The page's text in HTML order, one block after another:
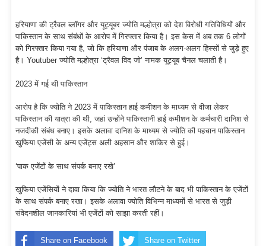
हरियाणा की ट्रैवल ब्लॉगर और यूट्यूबर ज्योति मल्होत्रा को देश विरोधी गतिविधियों और
पाकिस्तान के साथ संंबंधों के आरोप में गिरफ्तार किया है। इस केस में अब तक 6 लोगों
को गिरफ्तार किया गया है, जो कि हरियाणा और पंजाब के अलग-अलग हिस्सों से जुड़े हुए
है। Youtuber ज्योति मल्होत्रा ‘ट्रैवल विद जो’ नामक यूट्यूब चैनल चलाती है।
2023 में गई थी पाकिस्तान
आरोप है कि ज्योति ने 2023 में पाकिस्तान हाई कमीशन के माध्यम से वीजा लेकर
पाकिस्तान की यात्रा की थी, जहां उन्होंने पाकिस्तानी हाई कमीशन के कर्मचारी दानिश से
नजदीकी संबंध बनाए। इसके अलावा दानिश के माध्यम से ज्योति की पहचान पाकिस्तान
खुफिया एजेंसी के अन्य एजेंट्स अली अहसान और शाकिर से हुई।
‘पाक एजेंटों के साथ संपर्क बनाए रखे’
खुफिया एजेंसियों ने दावा किया कि ज्योति ने भारत लौटने के बाद भी पाकिस्तान के एजेंटों
के साथ संपर्क बनाए रखा। इसके अलावा ज्योति विभिन्न माध्यमों से भारत से जुड़ी
संवेदनशील जानकारियां भी एजेंटों को साझा करती रहीं।
Share on Facebook Share on Twitter